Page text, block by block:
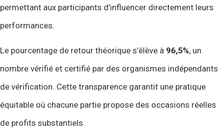
permettant aux participants d’influencer directement leurs
performances.
Le pourcentage de retour théorique s’élève à 96,5%, un
nombre vérifié et certifié par des organismes indépendants
de vérification. Cette transparence garantit une pratique
équitable où chacune partie propose des occasions réelles
de profits substantiels.